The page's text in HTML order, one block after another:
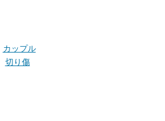
カップル
切り傷